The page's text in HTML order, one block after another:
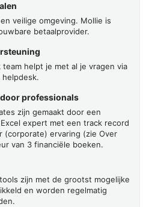
veilige omgeving. Mollie is
betaalprovider.
team helpt je met al je vragen via
professionals
zijn gemaakt door een
Excel expert met een track record
(corporate) ervaring (zie Over
van 3 financiële boeken.
zijn met de grootst mogelijke
en worden regelmatig